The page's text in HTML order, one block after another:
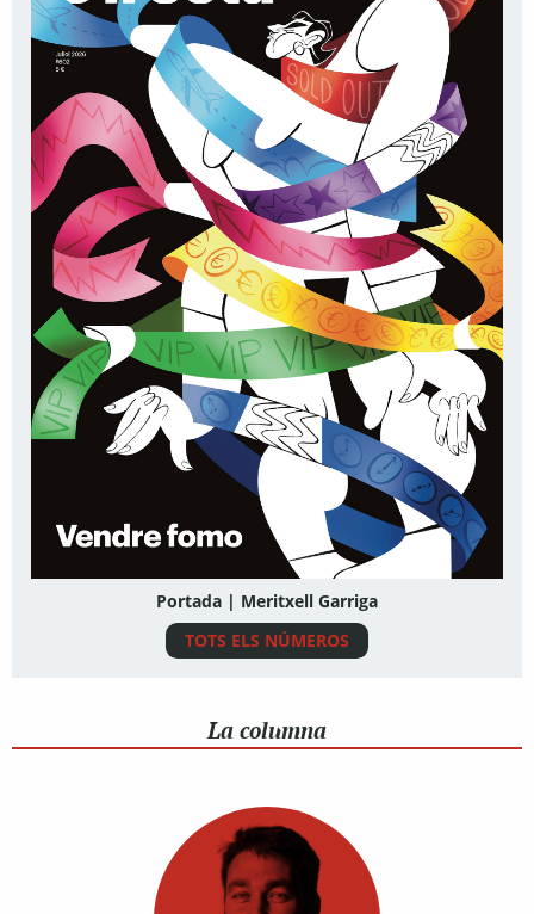
Portada | Meritxell Garriga
TOTS ELS NÚMEROS
La columna